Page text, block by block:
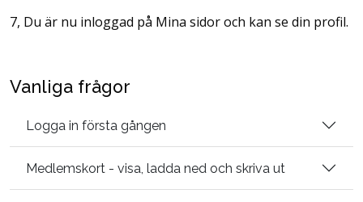
7, Du är nu inloggad på Mina sidor och kan se din profil.
Vanliga frågor
Logga in första gången
Medlemskort - visa, ladda ned och skriva ut